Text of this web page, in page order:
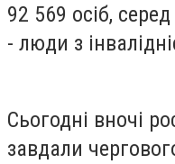
92 569 осіб,
- люди з
Сьогодні вночі
завдали